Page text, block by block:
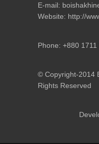
E-mail:
Website: http://
Phone: +880 1711
© Copyright-2014
Rights Reserved